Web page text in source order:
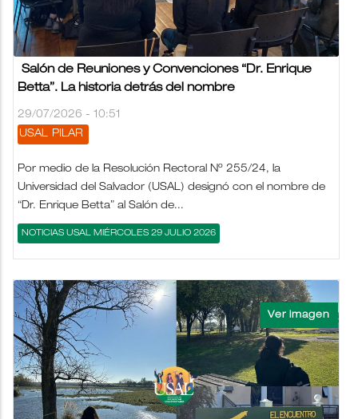
Salón de Reuniones y Convenciones “Dr. Enrique
Betta”. La historia detrás del nombre
29/07/2026 - 10:51
USAL PILAR
Por medio de la Resolución Rectoral Nº 255/24, la
Universidad del Salvador (USAL) designó con el nombre de
“Dr. Enrique Betta” al Salón de...
NOTICIAS USAL MIÉRCOLES 29 JULIO 2026